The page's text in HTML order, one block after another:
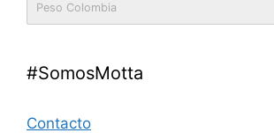
Peso Colombia
#SomosMotta
Contacto